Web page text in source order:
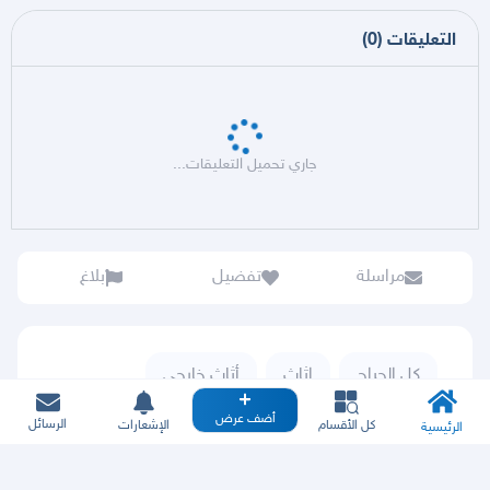
التعليقات (
0
)
جاري تحميل التعليقات...
مراسلة تفضيل بلاغ
كل الحراج اثاث أثاث خارجي
الرئيسية كل الأقسام أضف عرض الإشعارات الرسائل